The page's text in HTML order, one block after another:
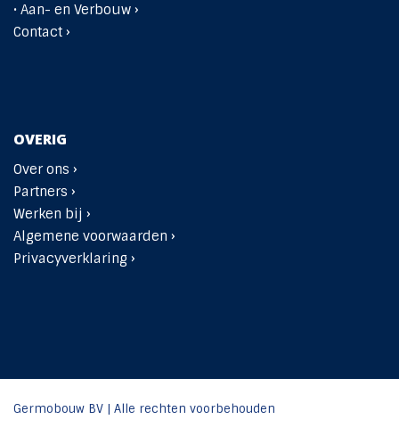
• Aan- en Verbouw ›
Contact ›
OVERIG
Over ons ›
Partners ›
Werken bij ›
Algemene voorwaarden ›
Privacyverklaring ›
Germobouw BV | Alle rechten voorbehouden